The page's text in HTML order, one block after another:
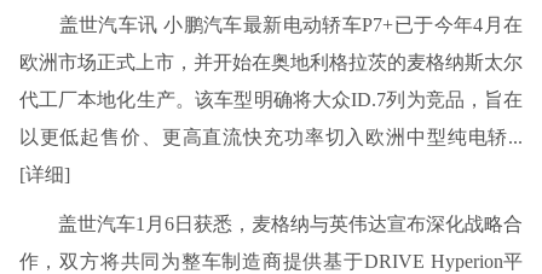
盖世汽车讯 小鹏汽车最新电动轿车P7+已于今年4月在
欧洲市场正式上市，并开始在奥地利格拉茨的麦格纳斯太尔
代工厂本地化生产。该车型明确将大众ID.7列为竞品，旨在
以更低起售价、更高直流快充功率切入欧洲中型纯电轿...
[详细]
盖世汽车1月6日获悉，麦格纳与英伟达宣布深化战略合
作，双方将共同为整车制造商提供基于DRIVE Hyperion平